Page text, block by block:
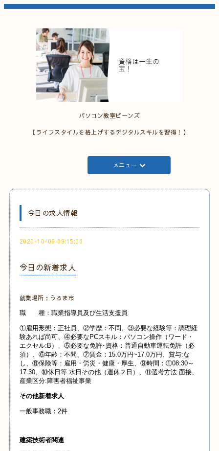
パソコン教室ビーンズ
【ライフスタイルを格上げするデジタルスキルを習得！】
メニュー
今日の求人情報
2020-10-06 09:15:00
今日の新着求人
就業場所：うるま市
職 種：職業指導員及び生活支援員
①雇用形態：正社員、②学歴：不問、③必要な経験等：調理経
験あれば尚可、④必要なPCスキル：パソコン操作（ワード・
エクセル:B）、⑤必要な免許･資格：普通自動車運転免許（必
須）、⑥年齢：不問、⑦賃金：15.0万円~17.0万円、賞与:な
し、⑧保険等：雇用・労災・健康・厚生、⑨時間：①08:30～
17:30、⑩休日等:水日その他（週休２日）、⑪選考方法:面接、
産業区分:障害者福祉事業
その他新着求人
一般事務職：2件
建築技術者関連